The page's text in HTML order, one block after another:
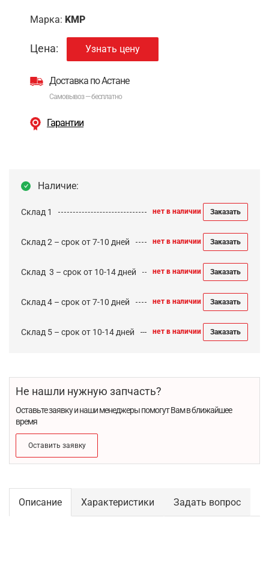
Марка: KMP
Цена: Узнать цену
Доставка по Астане
Самовывоз — бесплатно
Гарантии
Наличие:
Склад 1 нет в наличии Заказать
Склад 2 – срок от 7-10 дней нет в наличии Заказать
Cклад 3 – срок от 10-14 дней нет в наличии Заказать
Склад 4 – срок от 7-10 дней нет в наличии Заказать
Склад 5 – срок от 10-14 дней нет в наличии Заказать
Не нашли нужную запчасть?
Оставьте заявку и наши менеджеры помогут Вам в ближайшее
время
Оставить заявку
Описание Характеристики Задать вопрос